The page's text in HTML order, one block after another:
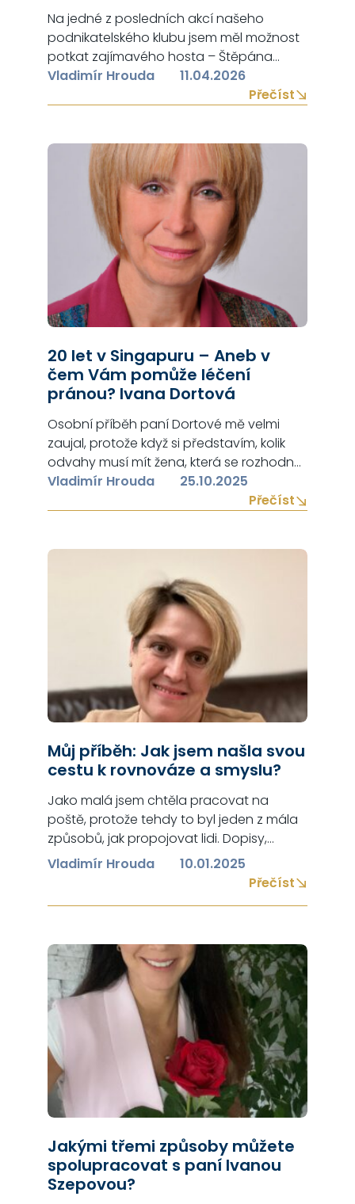
Na jedné z posledních akcí našeho
podnikatelského klubu jsem měl možnost
potkat zajímavého hosta – Štěpána
Musila z Anabixu. Přiznám se, že CRM
systémy pro mě do té doby spadaly do
debata se protáhla. A následná schůzka
mi otevřela oči víc,…
Vladimír Hrouda
11.04.2026
Přečíst
20 let v Singapuru – Aneb v
čem Vám pomůže léčení
pránou? Ivana Dortová
Osobní příběh paní Dortové mě velmi
zaujal, protože když si představím, kolik
odvahy musí mít žena, která se rozhodne
se dvěma dětmi a bez znalosti angličtiny
odcestovat do Singapuru – to je velmi
(Center for Inner Studies, Singapore)
absolvovala nejen semináře Pranic
Vladimír Hrouda
25.10.2025
Přečíst
Můj příběh: Jak jsem našla svou
cestu k rovnováze a smyslu?
Jako malá jsem chtěla pracovat na
poště, protože tehdy to byl jeden z mála
způsobů, jak propojovat lidi. Dopisy,
telegramy, hovory v budce na poště – to
vše mě fascinovalo. Život, jak to má ve
Západočeské…
Vladimír Hrouda
10.01.2025
Přečíst
Jakými třemi způsoby můžete
spolupracovat s paní Ivanou
Szepovou?